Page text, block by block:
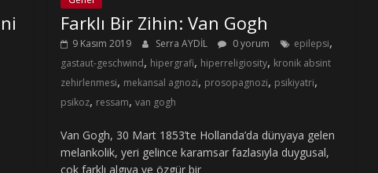
Farklı Bir Zihin: Van Gogh
9 Kasım 2019 Serra AYDİL 0 yorum epilepsi,
gastaut-geschwind, hipergrafi, hiperreligiosity, kronik absint
zehirlenmesi, mekansal agnozi, prosopagnozi, psikiyatri,
psikoz, ressam,van gogh
Van Gogh, 30 Mart 1853’te Hollanda’da dünyaya gelen
melankolik, yeri gelince karamsar fazlasıyla duygusal,
çok farklı algıya ve özgür bir